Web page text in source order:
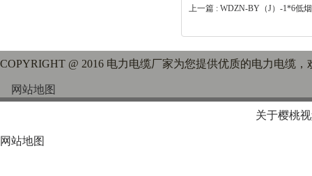
上一篇 : WDZN-BY（J）-1*6低
COPYRIGHT @ 2016 电力电缆厂家为您提供优质的电力电缆
网站地图
关于樱桃
网站地图